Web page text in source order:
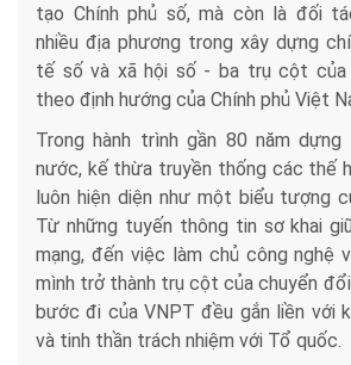
tạo Chính phủ số, mà còn là đối
nhiều địa phương trong xây dựng
tế số và xã hội số - ba trụ cột
theo định hướng của Chính phủ Việt
Trong hành trình gần 80 năm
nước, kế thừa truyền thống các thế
luôn hiện diện như một biểu tượng
Từ những tuyến thông tin sơ khai
mạng, đến việc làm chủ công nghệ
mình trở thành trụ cột của chuyển
bước đi của VNPT đều gắn liền với
và tinh thần trách nhiệm với Tổ quốc.